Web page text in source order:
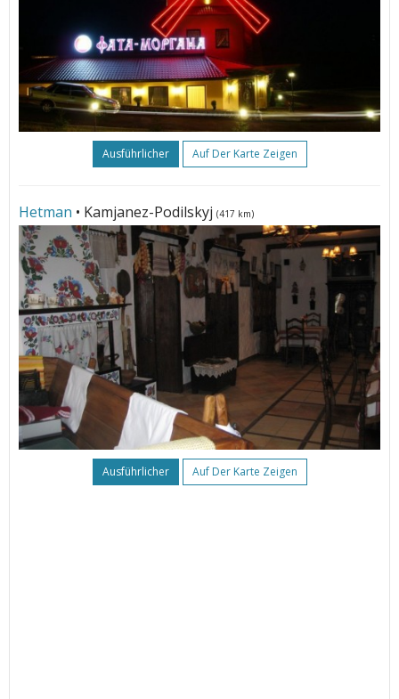
Ausführlicher Auf Der Karte Zeigen
Hetman • Kamjanez-Podilskyj (417 km)
Ausführlicher Auf Der Karte Zeigen